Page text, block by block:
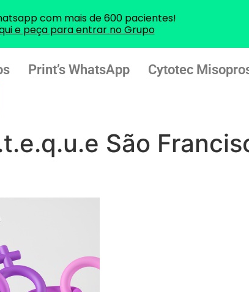
Print’s WhatsApp Cytotec
São
com mais de 600 pacientes!
e peça para entrar no Grupo